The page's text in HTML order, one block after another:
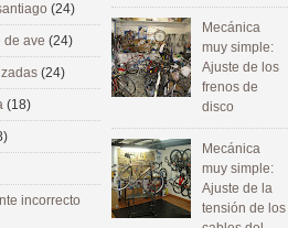
Mecánica
muy simple:
Ajuste de los
frenos de
disco
Mecánica
muy simple:
Ajuste de la
tensión de los
(24)
de ave (24)
(24)
(18)
incorrecto